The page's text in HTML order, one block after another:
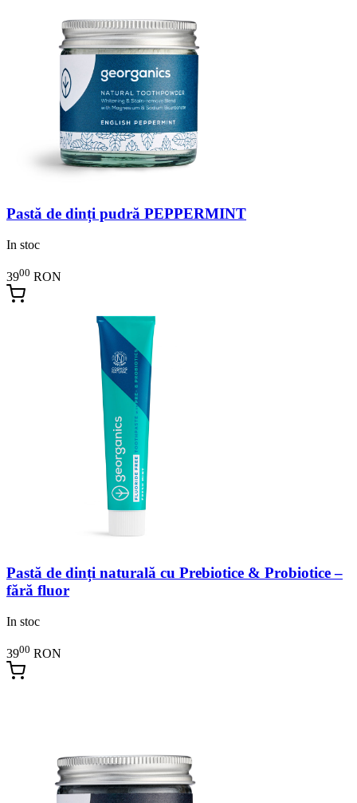
Pastă de dinți pudră PEPPERMINT
In stoc
3900 RON
Pastă de dinți naturală cu Prebiotice & Probiotice –
fără fluor
In stoc
3900 RON